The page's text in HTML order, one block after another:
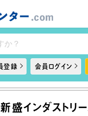
登録 会員ログイン
新盛インダストリ